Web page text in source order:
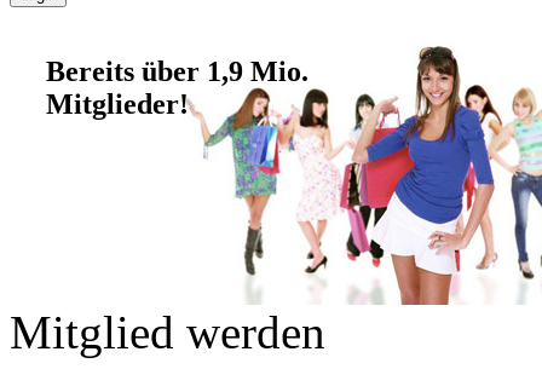
Bereits über 1,9 Mio.
Mitglieder!
Mitglied werden